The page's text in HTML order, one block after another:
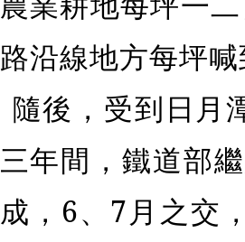
路沿線地方每坪
隨後，受到日月
三年間，鐵道部
成，6、7月之交